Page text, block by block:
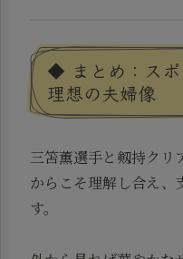
◆ まとめ：スポ
理想の夫婦像
三笘薫選手と剱持クリ
からこそ理解し合え、
す。